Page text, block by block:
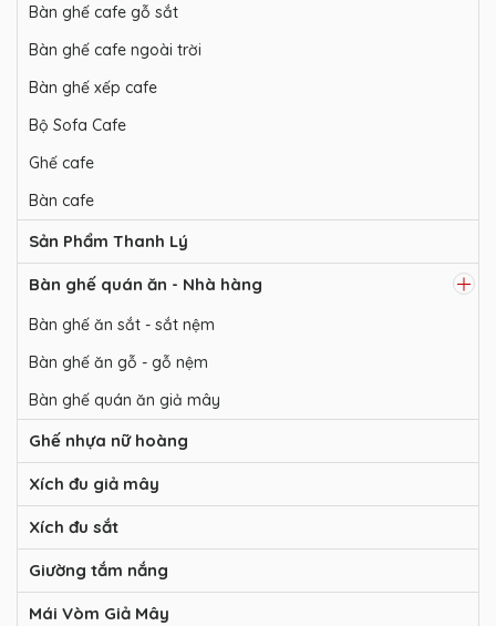
Bàn ghế cafe gỗ sắt
Bàn ghế cafe ngoài trời
Bàn ghế xếp cafe
Bộ Sofa Cafe
Ghế cafe
Bàn cafe
Sản Phẩm Thanh Lý
Bàn ghế quán ăn - Nhà hàng
Bàn ghế ăn sắt - sắt nệm
Bàn ghế ăn gỗ - gỗ nệm
Bàn ghế quán ăn giả mây
Ghế nhựa nữ hoàng
Xích đu giả mây
Xích đu sắt
Giường tắm nắng
Mái Vòm Giả Mây